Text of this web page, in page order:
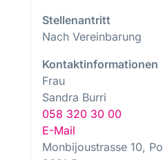
Stellenantritt
Nach Vereinbarung
Kontaktinformationen
Frau
Sandra Burri
058 320 30 00
E-Mail
Monbijoustrasse 10,